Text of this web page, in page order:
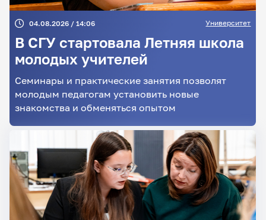
04.08.2026 / 14:06 Университет
В СГУ стартовала Летняя школа
молодых учителей
Семинары и практические занятия позволят
молодым педагогам установить новые
знакомства и обменяться опытом